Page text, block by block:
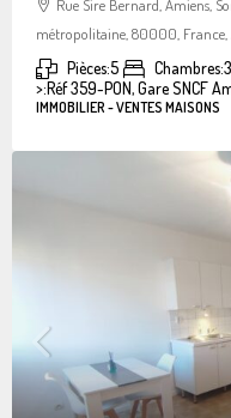
Rue Sire Bernard, Amiens,
métropolitaine, 80000,
Pièces:5 Chambres:3
>:Réf 359-PON, Gare SNCF
IMMOBILIER - VENTES MAISONS